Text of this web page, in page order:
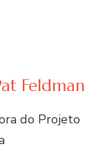
Feldman
do Projeto